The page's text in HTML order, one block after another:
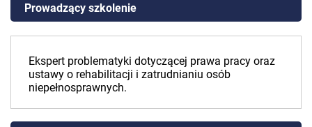
Prowadzący szkolenie
Ekspert problematyki dotyczącej prawa pracy oraz
ustawy o rehabilitacji i zatrudnianiu osób
niepełnosprawnych.